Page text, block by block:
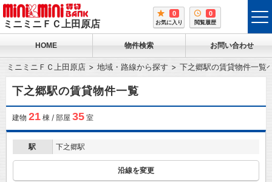
ミニミニＦＣ上田原店
0
お気に入り
0
閲覧履歴
HOME 物件検索 お問い合わせ
ミニミニＦＣ上田原店 地域・路線から探す 下之郷駅の賃貸物件一覧
下之郷駅の賃貸物件一覧
建物 21棟 / 部屋 35室
駅 下之郷駅
沿線を変更